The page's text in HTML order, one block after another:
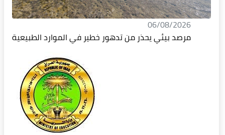
06/08/2026
مرصد بيئي يحذر من تدهور خطير في الموارد الطبيعية